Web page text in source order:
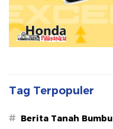
Tag Terpopuler
# Berita Tanah Bumbu